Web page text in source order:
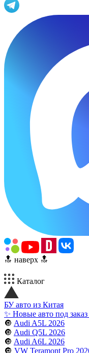
🔝 наверх 🔝
Каталог
БУ авто из Китая
✨ Новые авто под заказ
🔘 Audi A5L 2026
🔘 Audi Q5L 2026
🔘 Audi A6L 2026
🔘 VW Teramont Pro